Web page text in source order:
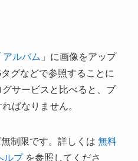
アルバム 」に画像をアップ
グなどで参照することに
サービスと比べると、ブ
ばなりません。
制限です。詳しくは 無料
ルプを参照してくださ